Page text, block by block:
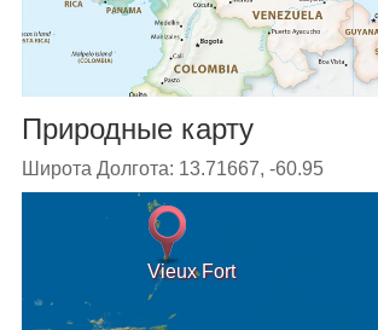
Природные карту
Широта Долгота: 13.71667, -60.95
Vieux Fort